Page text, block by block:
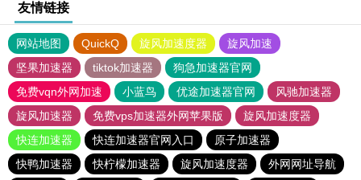
友情链接
网站地图 QuickQ 旋风加速度器
旋风加速
坚果加速器
tiktok加速器
狗急加速器官网
免费vqn外网加速
小蓝鸟 优途加速器官网
风驰加速器
旋风加速器
免费vps加速器外网苹果版
旋风加速度器
快连加速器
快连加速器官网入口
原子加速器
快鸭加速器
快柠檬加速器 旋风加速度器 外网网址导航